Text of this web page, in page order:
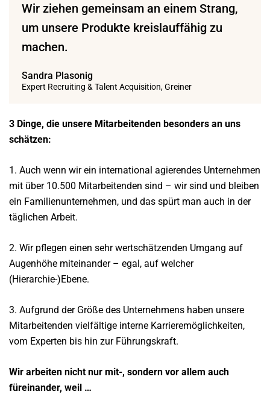
Wir ziehen gemeinsam an einem Strang,
um unsere Produkte kreislauffähig zu
machen.
Sandra Plasonig
Expert Recruiting & Talent Acquisition, Greiner
3 Dinge, die unsere Mitarbeitenden besonders an uns
schätzen:
1. Auch wenn wir ein international agierendes Unternehmen
mit über 10.500 Mitarbeitenden sind – wir sind und bleiben
ein Familienunternehmen, und das spürt man auch in der
täglichen Arbeit.
2. Wir pflegen einen sehr wertschätzenden Umgang auf
Augenhöhe miteinander – egal, auf welcher
(Hierarchie-)Ebene.
3. Aufgrund der Größe des Unternehmens haben unsere
Mitarbeitenden vielfältige interne Karrieremöglichkeiten,
vom Experten bis hin zur Führungskraft.
Wir arbeiten nicht nur mit-, sondern vor allem auch
füreinander, weil …